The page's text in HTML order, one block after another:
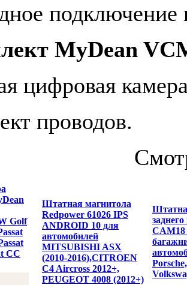
подключение
MyDean
цифровая
проводов.
Golf
CC
Штатная магнитола
Redpower 61026 IPS
ANDROID 10 для
автомобилей
MITSUBISHI ASX
(2010-2016),CITROEN
C4 Aircross 2012+,
PEUGEOT 4008 (2012+)
CAM18